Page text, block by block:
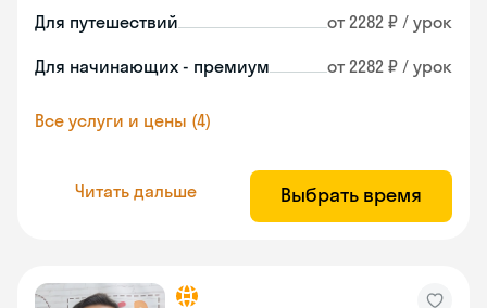
Для путешествий от 2282 ₽ / урок
Для начинающих - премиум от 2282 ₽ / урок
Все услуги и цены (4)
Читать дальше Выбрать время